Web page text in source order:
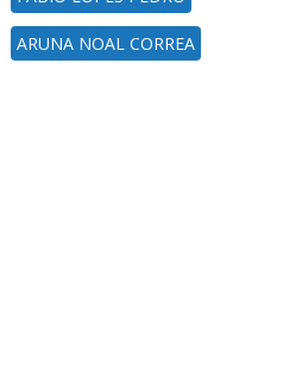
ARUNA NOAL CORREA